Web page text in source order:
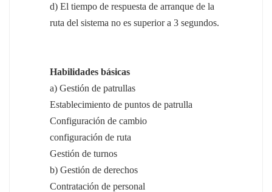
d) El tiempo de respuesta de arranque de la
ruta del sistema no es superior a 3 segundos.
Habilidades básicas
a) Gestión de patrullas
Establecimiento de puntos de patrulla
Configuración de cambio
configuración de ruta
Gestión de turnos
b) Gestión de derechos
Contratación de personal